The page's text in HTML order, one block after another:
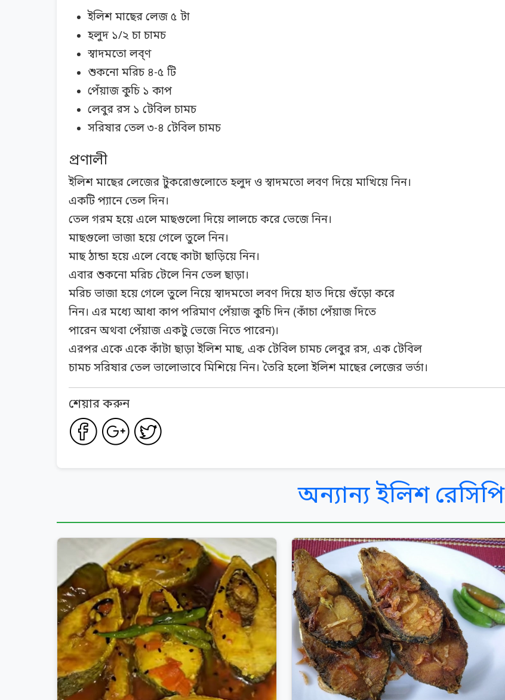
ইলিশ মাছের লেজ ৫ টা
হলুদ ১/২ চা চামচ
স্বাদমতো লব্ণ
শুকনো মরিচ ৪-৫ টি
পেঁয়াজ কুচি ১ কাপ
লেবুর রস ১ টেবিল চামচ
সরিষার তেল ৩-৪ টেবিল চামচ
প্রণালী
ইলিশ মাছের লেজের টুকরোগুলোতে হলুদ ও স্বাদমতো লবণ দিয়ে মাখিয়ে নিন।
একটি প্যানে তেল দিন।
তেল গরম হয়ে এলে মাছগুলো দিয়ে লালচে করে ভেজে নিন।
মাছগুলো ভাজা হয়ে গেলে তুলে নিন।
মাছ ঠান্ডা হয়ে এলে বেছে কাটা ছাড়িয়ে নিন।
এবার শুকনো মরিচ টেলে নিন তেল ছাড়া।
মরিচ ভাজা হয়ে গেলে তুলে নিয়ে স্বাদমতো লবণ দিয়ে হাত দিয়ে গুঁড়ো করে
নিন। এর মধ্যে আধা কাপ পরিমাণ পেঁয়াজ কুচি দিন (কাঁচা পেঁয়াজ দিতে
পারেন অথবা পেঁয়াজ একটু ভেজে নিতে পারেন)।
এরপর একে একে কাঁটা ছাড়া ইলিশ মাছ, এক টেবিল চামচ লেবুর রস, এক টেবিল
চামচ সরিষার তেল ভালোভাবে মিশিয়ে নিন। তৈরি হলো ইলিশ মাছের লেজের ভর্তা।
শেয়ার করুন
অন্যান্য ইলিশ রেসিপি